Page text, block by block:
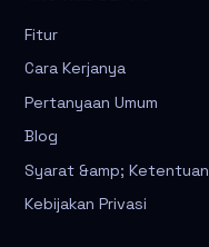
Fitur
Cara Kerjanya
Pertanyaan Umum
Blog
Syarat &amp; Ketentuan
Kebijakan Privasi